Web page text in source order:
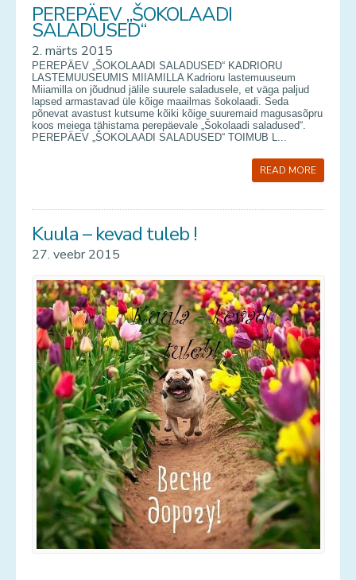
PEREPÄEV „ŠOKOLAADI
SALADUSED“
2. märts 2015
PEREPÄEV „ŠOKOLAADI SALADUSED“ KADRIORU
LASTEMUUSEUMIS MIIAMILLA Kadrioru lastemuuseum
Miiamilla on jõudnud jälile suurele saladusele, et väga paljud
lapsed armastavad üle kõige maailmas šokolaadi. Seda
põnevat avastust kutsume kõiki kõige suuremaid magusasõpru
koos meiega tähistama perepäevale „Šokolaadi saladused“.
PEREPÄEV „ŠOKOLAADI SALADUSED“ TOIMUB L...
READ MORE
Kuula – kevad tuleb !
27. veebr 2015